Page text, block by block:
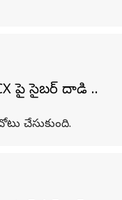
పై సైబర్ దాడి ..
చేసుకుంది.